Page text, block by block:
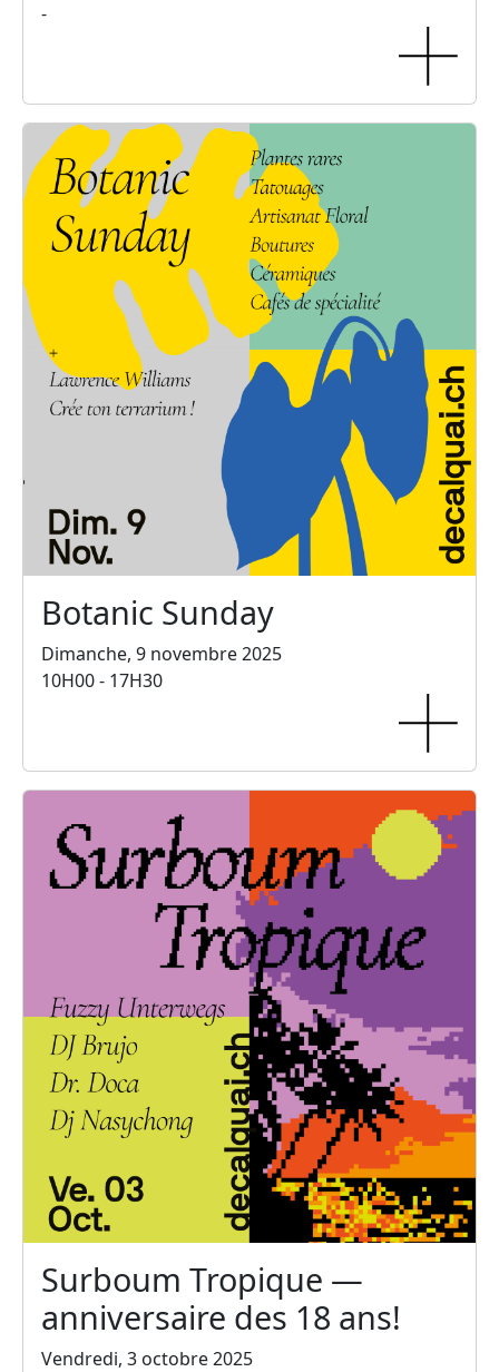
-
Botanic Sunday
Dimanche, 9 novembre 2025
10H00 - 17H30
Surboum Tropique —
anniversaire des 18 ans!
Vendredi, 3 octobre 2025